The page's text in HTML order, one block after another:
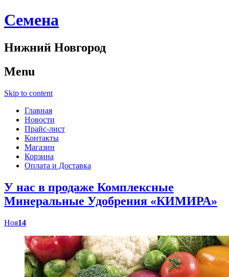
Cемена
Нижний Новгород
Menu
Skip to content
Главная
Новости
Прайс-лист
Контакты
Магазин
Корзина
Оплата и Доставка
У нас в продаже Комплексные
Минеральные Удобрения «КИМИРА»
Ноя14